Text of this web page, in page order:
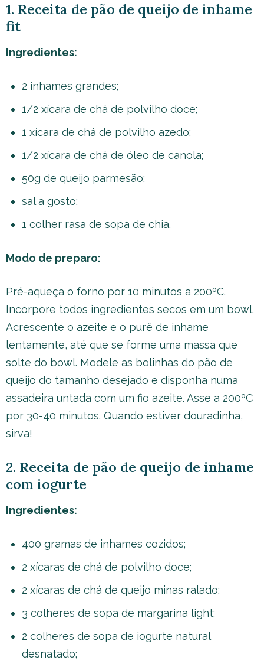
1. Receita de pão de queijo de inhame
fit
Ingredientes:
2 inhames grandes;
1/2 xícara de chá de polvilho doce;
1 xícara de chá de polvilho azedo;
1/2 xícara de chá de óleo de canola;
50g de queijo parmesão;
sal a gosto;
1 colher rasa de sopa de chia.
Modo de preparo:
Pré-aqueça o forno por 10 minutos a 200ºC.
Incorpore todos ingredientes secos em um bowl.
Acrescente o azeite e o purê de inhame
lentamente, até que se forme uma massa que
solte do bowl. Modele as bolinhas do pão de
queijo do tamanho desejado e disponha numa
assadeira untada com um fio azeite. Asse a 200ºC
por 30-40 minutos. Quando estiver douradinha,
sirva!
2. Receita de pão de queijo de inhame
com iogurte
Ingredientes:
400 gramas de inhames cozidos;
2 xícaras de chá de polvilho doce;
2 xícaras de chá de queijo minas ralado;
3 colheres de sopa de margarina light;
2 colheres de sopa de iogurte natural
desnatado;